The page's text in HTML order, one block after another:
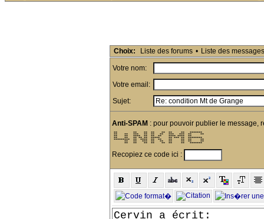
Choix: Liste des forums • Liste des messages
Votre nom:
Votre email:
Sujet:
Anti-SPAM : pour pouvoir publier le message,
**         **    **  **    **  **     **   *******
**    **   ***   **  **   **   ***   ***  **     **
**    **   ****  **  **  **    **** ****  **
**    **   ** ** **  *****     ** *** **  ********
*********  **  ****  **  **    **     **  **     **
       **   **   ***  **   **   **     **  **     **
       **   **    **  **    **  **     **   *******
Recopiez ce code ici :